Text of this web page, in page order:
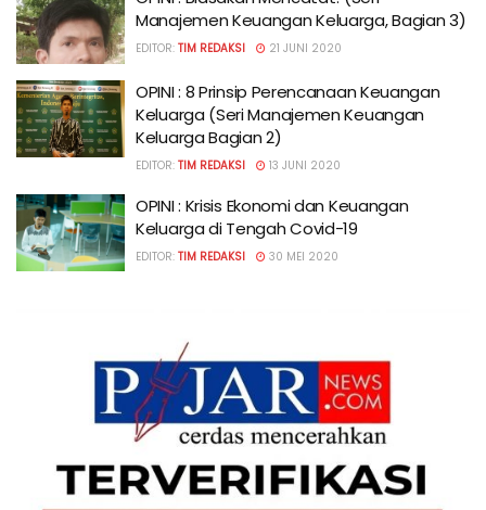
Manajemen Keuangan Keluarga, Bagian 3)
EDITOR: TIM REDAKSI 21 JUNI 2020
OPINI : 8 Prinsip Perencanaan Keuangan
Keluarga (Seri Manajemen Keuangan
Keluarga Bagian 2)
EDITOR: TIM REDAKSI 13 JUNI 2020
OPINI : Krisis Ekonomi dan Keuangan
Keluarga di Tengah Covid-19
EDITOR: TIM REDAKSI 30 MEI 2020